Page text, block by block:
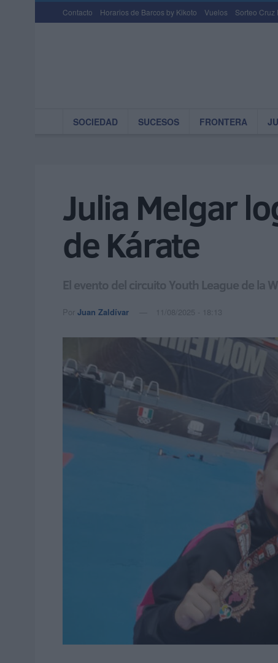
Contacto Horarios de Barcos by Kikoto Vuelos Sorteo Cruz
SOCIEDAD SUCESOS FRONTERA
Julia Melgar
de Kárate
El evento del circuito Youth League de la
Por Juan Zaldívar 11/08/2025 - 18:13